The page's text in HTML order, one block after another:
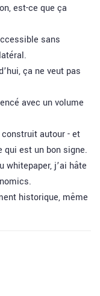
est-ce que ça
sans
ça ne veut pas
avec un volume
autour - et
qui est un bon signe.
whitepaper, j’ai hâte
historique, même